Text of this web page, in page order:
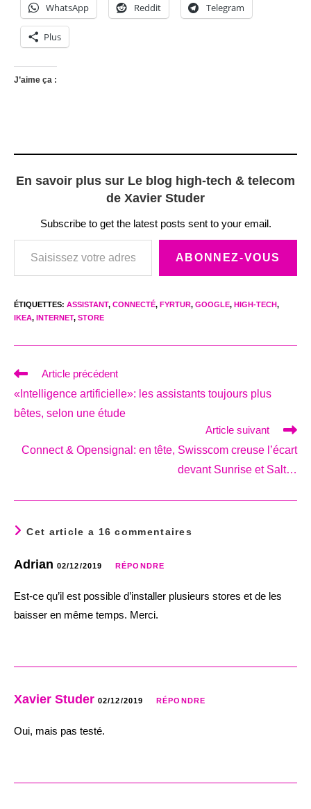
WhatsApp Reddit Telegram
Plus
J’aime ça :
En savoir plus sur Le blog high-tech & telecom
de Xavier Studer
Subscribe to get the latest posts sent to your email.
Saisissez votre adresse e-mail…
ABONNEZ-VOUS
ÉTIQUETTES: ASSISTANT, CONNECTÉ, FYRTUR, GOOGLE, HIGH-TECH,
IKEA, INTERNET, STORE
Read
articles
Article précédent
«Intelligence artificielle»: les assistants toujours plus
bêtes, selon une étude
Article suivant
Connect & Opensignal: en tête, Swisscom creuse l’écart
devant Sunrise et Salt…
Cet article a 16 commentaires
Adrian 02/12/2019 RÉPONDRE
Est-ce qu’il est possible d’installer plusieurs stores et de les
baisser en même temps. Merci.
Xavier Studer 02/12/2019 RÉPONDRE
Oui, mais pas testé.